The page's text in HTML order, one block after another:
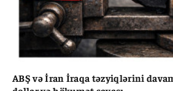
ABŞ və İran İraqa təzyiqlərini